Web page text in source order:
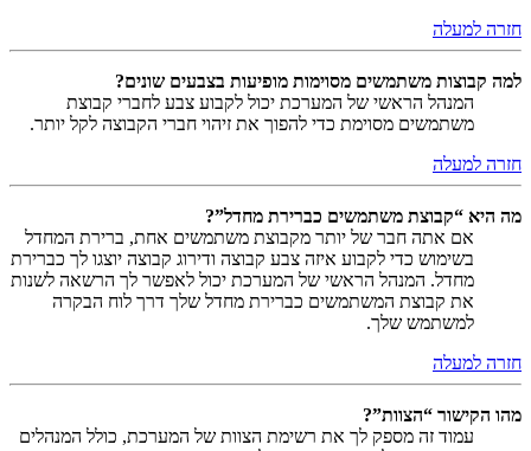
חזרה למעלה
למה קבוצות משתמשים מסוימות מופיעות בצבעים שונים?
המנהל הראשי של המערכת יכול לקבוע צבע לחברי קבוצת
משתמשים מסוימת כדי להפוך את זיהוי חברי הקבוצה לקל יותר.
חזרה למעלה
מה היא “קבוצת משתמשים כברירת מחדל”?
אם אתה חבר של יותר מקבוצת משתמשים אחת, ברירת המחדל
בשימוש כדי לקבוע איזה צבע קבוצה ודירוג קבוצה יוצגו לך כברירת
מחדל. המנהל הראשי של המערכת יכול לאפשר לך הרשאה לשנות
את קבוצת המשתמשים כברירת מחדל שלך דרך לוח הבקרה
למשתמש שלך.
חזרה למעלה
מהו הקישור “הצוות”?
עמוד זה מספק לך את רשימת הצוות של המערכת, כולל המנהלים